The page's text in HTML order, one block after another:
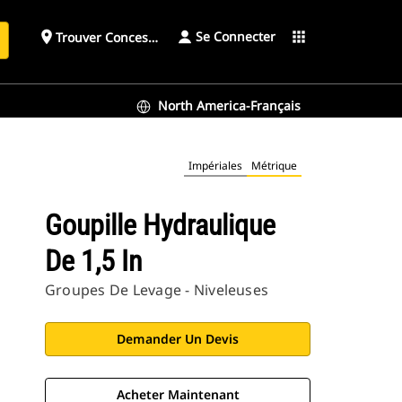
place Trouver ConcessionnaireSe Connecter apps
North America-Français
Impériales Métrique
Goupille Hydraulique
De 1,5 In
Groupes De Levage - Niveleuses
Demander Un Devis
Acheter Maintenant